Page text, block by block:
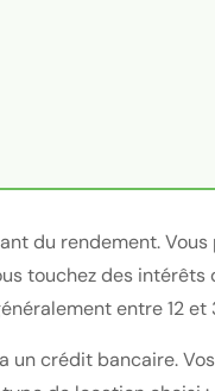
du rendement.
touchez des intérêts
entre 12
un crédit bancaire.